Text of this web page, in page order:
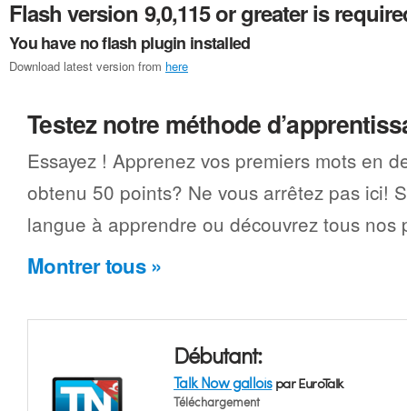
Flash version 9,0,115 or greater is
You have no flash plugin installed
Download latest version from here
Testez notre méthode
Essayez ! Apprenez vos premiers mots en
obtenu 50 points? Ne vous arrêtez pas ici!
langue à apprendre ou découvrez tous nos
Montrer tous »
Débutant:
Talk Now galloispar EuroTalk
Téléchargement